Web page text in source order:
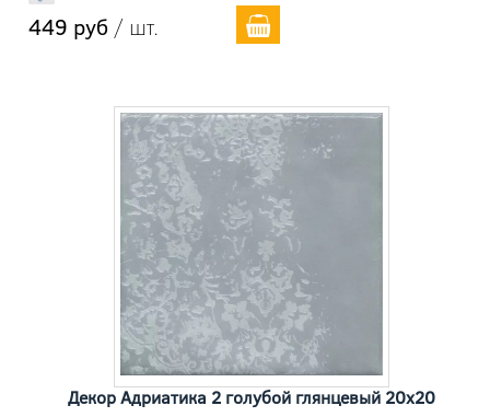
449 руб / шт.
Декор Адриатика 2 голубой глянцевый 20x20